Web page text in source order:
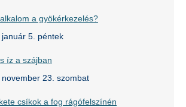
a gyökérkezelés?
január 5. péntek
íz a szájban
november 23. szombat
csíkok a fog rágófelszínén